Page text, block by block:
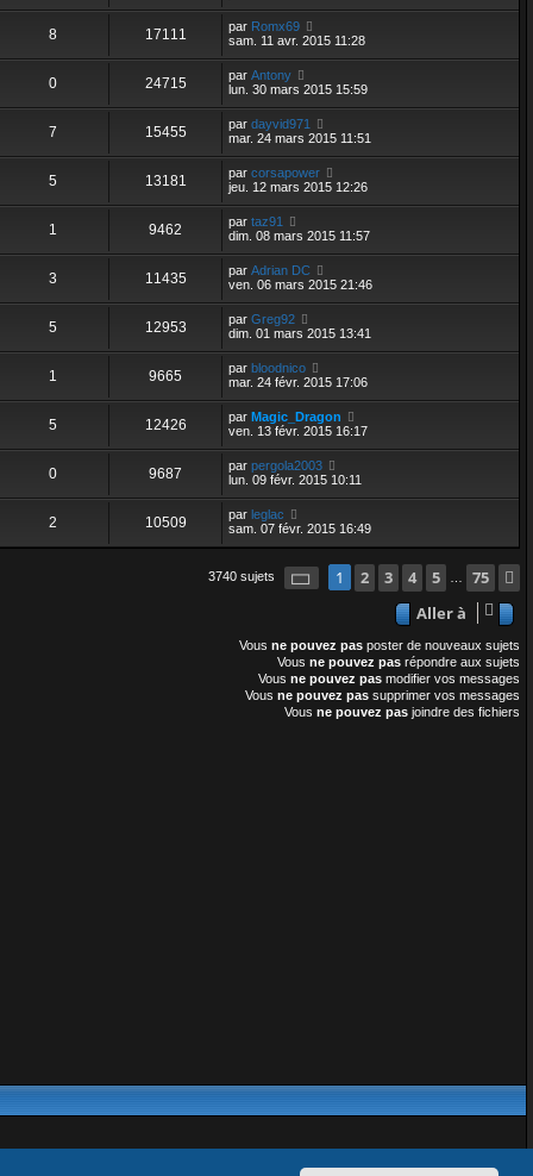
8 17111 par Romx69
sam. 11 avr. 2015 11:28
0 24715 par Antony
lun. 30 mars 2015 15:59
7 15455 par dayvid971
mar. 24 mars 2015 11:51
5 13181 par corsapower
jeu. 12 mars 2015 12:26
1 9462 par taz91
dim. 08 mars 2015 11:57
3 11435 par Adrian DC
ven. 06 mars 2015 21:46
5 12953 par Greg92
dim. 01 mars 2015 13:41
1 9665 par bloodnico
mar. 24 févr. 2015 17:06
5 12426 par Magic_Dragon
ven. 13 févr. 2015 16:17
0 9687 par pergola2003
lun. 09 févr. 2015 10:11
2 10509 par leglac
sam. 07 févr. 2015 16:49
3740 sujets Page 1sur 75
1 2 3 4 5 75
Aller à
Vous ne pouvez pas poster de nouveaux sujets
Vous ne pouvez pas répondre aux sujets
Vous ne pouvez pas modifier vos messages
Vous ne pouvez pas supprimer vos messages
Vous ne pouvez pas joindre des fichiers